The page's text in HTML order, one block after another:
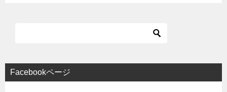
Facebookページ